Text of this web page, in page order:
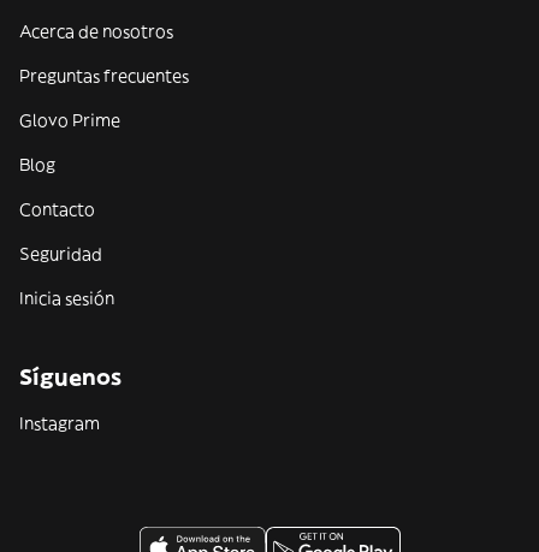
Acerca de nosotros
Preguntas frecuentes
Glovo Prime
Blog
Contacto
Seguridad
Inicia sesión
Síguenos
Instagram